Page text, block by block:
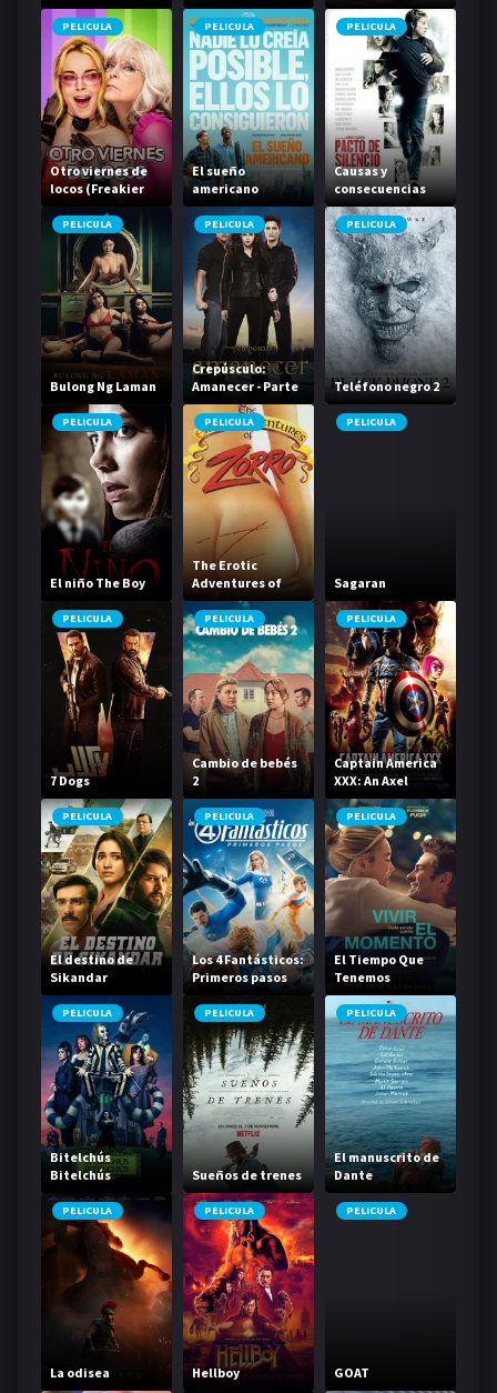
PELICULA
Otro viernes de
locos (Freakier
PELICULA
El sueño
americano
PELICULA
Causas y
consecuencias
PELICULA
Bulong Ng Laman
PELICULA
Crepúsculo:
Amanecer - Parte
2
PELICULA
Teléfono negro 2
PELICULA
El niño The Boy
PELICULA
The Erotic
Adventures of
Zorro
PELICULA
Sagaran
PELICULA
7 Dogs
PELICULA
Cambio de bebés
2
PELICULA
Captain America
XXX: An Axel
Braun Parody
PELICULA
El destino de
Sikandar
PELICULA
Los 4 Fantásticos:
Primeros pasos
PELICULA
El Tiempo Que
Tenemos
PELICULA
Bitelchús
Bitelchús
PELICULA
Sueños de trenes
PELICULA
El manuscrito de
Dante
PELICULA
La odisea
PELICULA
Hellboy
PELICULA
GOAT